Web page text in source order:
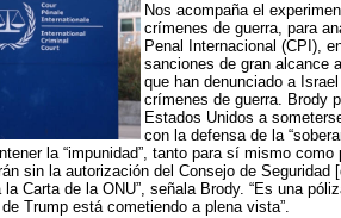
Nos acompaña el
crímenes de guerra, para
Penal Internacional (CPI),
sanciones de gran alcance
que han denunciado a
crímenes de guerra. Brody
Estados Unidos a
con la defensa de la
la “impunidad”, tanto para sí mismo
sin la autorización del Consejo de
Carta de la ONU”, señala Brody. “Es una
Trump está cometiendo a plena vista”.